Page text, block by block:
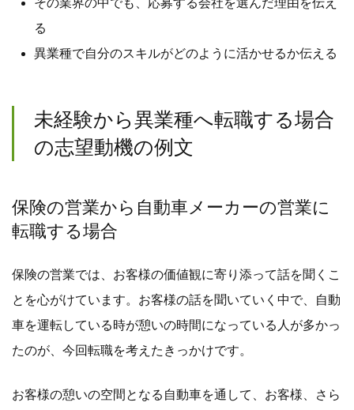
その業界の中でも、応募する会社を選んだ理由を伝え
る
異業種で自分のスキルがどのように活かせるか伝える
未経験から異業種へ転職する場合
の志望動機の例文
保険の営業から自動車メーカーの営業に
転職する場合
保険の営業では、お客様の価値観に寄り添って話を聞くこ
とを心がけています。お客様の話を聞いていく中で、自動
車を運転している時が憩いの時間になっている人が多かっ
たのが、今回転職を考えたきっかけです。
お客様の憩いの空間となる自動車を通して、お客様、さら